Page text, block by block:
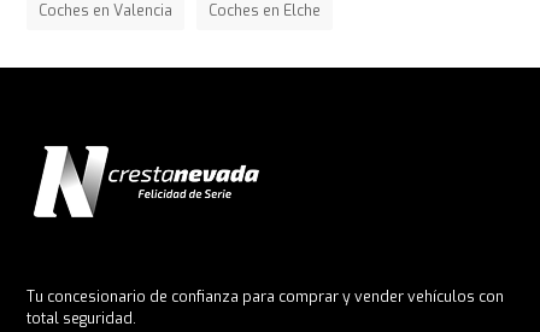
Coches en Valencia Coches en Elche
Tu concesionario de confianza para comprar y vender vehículos con
total seguridad.